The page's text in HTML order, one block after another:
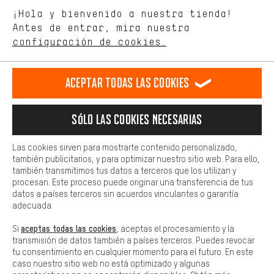
Idioma"
español
ES english
EN Deutsch
DE
RESCINDIR EL CONTRATO Comunidad de Aquisgrán Programa de afiliados
Aviso Legal Protección de datos Condiciones Generales
Plataforma de reportes Reciclaje de baterias
Configuración de las cookies Ajusta el contraste
Todos los precios indicados son en euros e sin MwSt, más
gastos de envío aEstados Unidos.
¡Hola y bienvenido a nuestra tienda!
Antes de entrar, mira nuestra
configuración de cookies.
tienda. Con las cookies de rendimiento, puedes influir en la mejora
de nuestro sitio web y nuestra oferta de la tienda con tu
comportamiento de compra.
Más confort
cookies de comodidad, creamos enlaces a plataformas de redes
sociales. Esto nos permite proporcionarle más contenido e
adicionales que le ayudarán a encontrar los productos adecuados.
preguntas de forma rápida y sencilla.
Básica
Las cookies básicas aseguran que puedas usar nuestro sitio web.
Aceptar todas las cookies
Sólo las cookies necesarias
Las cookies sirven para mostrarte contenido personalizado,
también publicitarios, y para optimizar nuestro sitio web. Para ello,
también transmitimos tus datos a terceros que los utilizan y
procesan. Este proceso puede originar una transferencia de tus
datos a países terceros sin acuerdos vinculantes o garantía
adecuada.
Si aceptas todas las cookies , aceptas el procesamiento y la
transmisión de datos también a países terceros. Puedes revocar
tu consentimiento en cualquier momento para el futuro. En este
caso nuestro sitio web no está optimizado y algunas